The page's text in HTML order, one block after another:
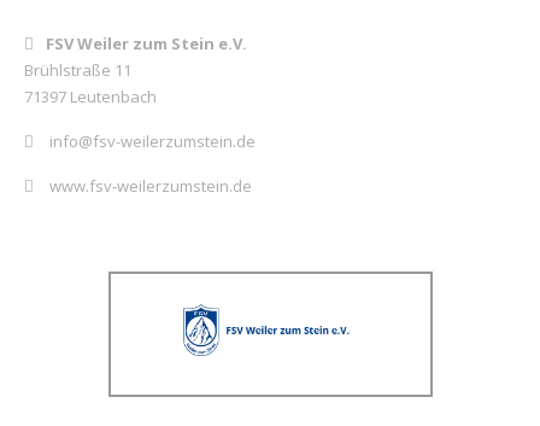
FSV Weiler zum Stein e.V.
Brühlstraße 11
71397 Leutenbach
info@fsv-weilerzumstein.de
www.fsv-weilerzumstein.de